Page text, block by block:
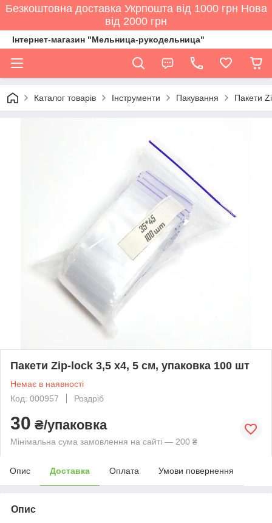
Безкоштовна доставка Укрпошта від 1000 грн Нова
від 2000 грн
Інтернет-магазин "Мельница-рукодельница"
Каталог товарів Інструменти Пакування Пакети
Пакети Zip-lock 3,5 х4, 5 см, упаковка 100 шт
Немає в наявності
Код: 000957
Роздріб
30 ₴/упаковка
Мінімальна сума замовлення на сайті — 200 ₴
Опис Доставка Оплата Умови повернення
Опис